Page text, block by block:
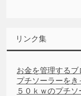
リンク集
お金を管理するブ
プチソーラーをき
５０ｋｗのプチ